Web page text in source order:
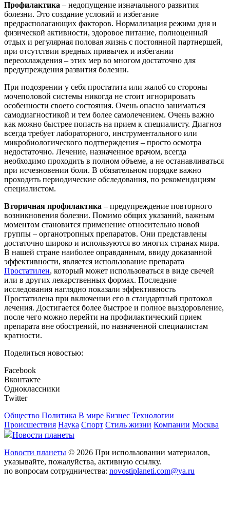
Профилактика – недопущение изначального развития
болезни. Это создание условий и избегание
предрасполагающих факторов. Нормализация режима дня и
физической активности, здоровое питание, полноценный
отдых и регулярная половая жизнь с постоянной партнершей,
при отсутствии вредных привычек и избегании
переохлаждения – этих мер во многом достаточно для
предупреждения развития болезни.
При подозрении у себя простатита или жалоб со стороны
мочеполовой системы никогда не стоит игнорировать
особенности своего состояния. Очень опасно заниматься
самодиагностикой и тем более самолечением. Очень важно
как можно быстрее попасть на прием к специалисту. Диагноз
всегда требует лабораторного, инструментального или
микробиологического подтверждения – просто осмотра
недостаточно. Лечение, назначенное врачом, всегда
необходимо проходить в полном объеме, а не останавливаться
при исчезновении боли. В обязательном порядке важно
проходить периодические обследования, по рекомендациям
специалистом.
Вторичная профилактика – предупреждение повторного
возникновения болезни. Помимо общих указаний, важным
моментом становится применение относительно новой
группы – органотропных препаратов. Они представлены
достаточно широко и используются во многих странах мира.
В нашей стране наиболее оправданным, ввиду доказанной
эффективности, является использование препарата
Простатилен, который может использоваться в виде свечей
или в других лекарственных формах. Последние
исследования наглядно показали эффективность
Простатилена при включении его в стандартный протокол
лечения. Достигается более быстрое и полное выздоровление,
после чего можно перейти на профилактический прием
препарата вне обострений, по назначенной специалистам
кратности.
Поделиться новостью:
Facebook
Вконтакте
Одноклассники
Twitter
Общество Политика В мире Бизнес Технологии
Происшествия Наука Спорт Стиль жизни Компании Москва
Новости планеты
Новости планеты © 2026 При использовании материалов,
указывайте, пожалуйства, активную ссылку.
по вопросам сотрудничества: novostiplaneti.com@ya.ru